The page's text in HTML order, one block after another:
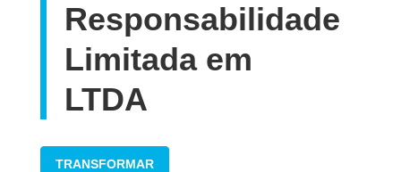
Responsabilidade
Limitada em
LTDA
TRANSFORMAR